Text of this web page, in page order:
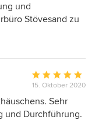
5
und
Stövesand zu
Aufträge
Erstellung
sind im Ergebnis
worden.
wählen!
Bewertung:
5
von
15. Oktober 2020
Sehr
und Durchführung.